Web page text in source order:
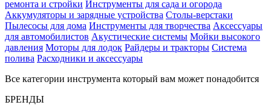
ремонта и стройки Инструменты для сада и огорода
Аккумуляторы и зарядные устройства Столы-верстаки
Пылесосы для дома Инструменты для творчества Аксессуары
для автомобилистов Акустические системы Мойки высокого
давления Моторы для лодок Райдеры и тракторы Система
полива Расходники и аксессуары
Все категории инструмента который вам может понадобится
БРЕНДЫ